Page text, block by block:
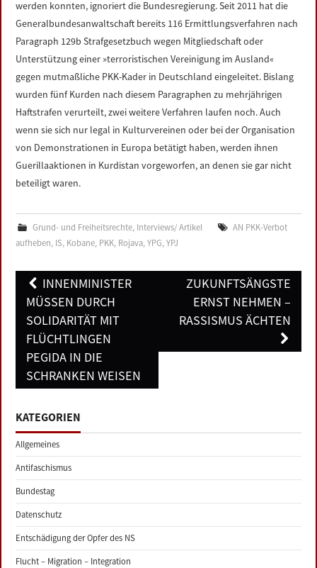
werden konnten, ignoriert die Bundesregierung. Seit 2011 hat die
Generalbundesanwaltschaft bereits 116 Ermittlungsverfahren nach
Paragraph 129b Strafgesetzbuch wegen Mitgliedschaft oder
Unterstützung einer »terroristischen Vereinigung im Ausland«
gegen mutmaßliche PKK-Kader in Deutschland eingeleitet. Bislang
wurden fünf Kurden nach diesem Paragraphen zu mehrjährigen
Haftstrafen verurteilt, zwei weitere Verfahren laufen noch. Auch
wenn sie sich nur legal in Kulturvereinen oder bei der Organisation
von Demonstrationen in Europa betätigt haben, werden ihnen
Guerillaaktionen in Kurdistan vorgeworfen, an denen sie gar nicht
beteiligt waren.
Grund- und Freiheitsrechte, Interviews/ Artikel
AN PKK-Verbot
aufheben, IS, Kobane, PKK, Rojava,YPG,YPJ
Post
navigation
INNENMINISTER
MÜSSEN DURCH
SOLIDARITÄT MIT
FLÜCHTLINGEN
PEGIDA IN DIE
SCHRANKEN WEISEN
ZUKUNFTSÄNGSTE
ERNST NEHMEN –
RASSISMUS ÄCHTEN
KATEGORIEN
Allgemeines
Antifaschismus
Bundestag
Datenschutz
Entschädigung der Opfer des NS
Flucht – Migration – Integration